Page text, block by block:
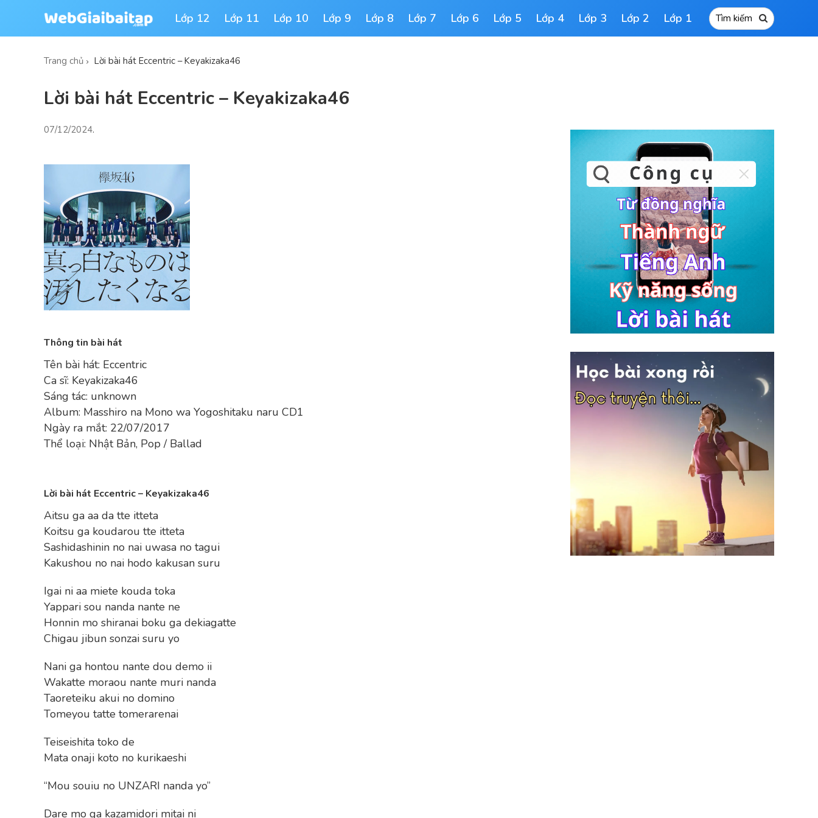
Lớp 12 Lớp 11 Lớp 10 Lớp 9 Lớp 8 Lớp 7 Lớp 6 Lớp 5 Lớp 4 Lớp 3 Lớp 2 Lớp 1
Trang chủ Lời bài hát Eccentric – Keyakizaka46
Lời bài hát Eccentric – Keyakizaka46
07/12/2024.
Thông tin bài hát
Tên bài hát: Eccentric
Ca sĩ: Keyakizaka46
Sáng tác: unknown
Album: Masshiro na Mono wa Yogoshitaku naru CD1
Ngày ra mắt: 22/07/2017
Thể loại: Nhật Bản, Pop / Ballad
Lời bài hát Eccentric – Keyakizaka46
Aitsu ga aa da tte itteta
Koitsu ga koudarou tte itteta
Sashidashinin no nai uwasa no tagui
Kakushou no nai hodo kakusan suru
Igai ni aa miete kouda toka
Yappari sou nanda nante ne
Honnin mo shiranai boku ga dekiagatte
Chigau jibun sonzai suru yo
Nani ga hontou nante dou demo ii
Wakatte moraou nante muri nanda
Taoreteiku akui no domino
Tomeyou tatte tomerarenai
Teiseishita toko de
Mata onaji koto no kurikaeshi
“Mou souiu no UNZARI nanda yo”
Dare mo ga kazamidori mitai ni